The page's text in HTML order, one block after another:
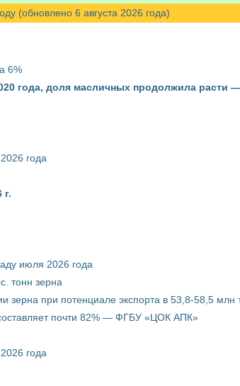
(обновлено 6 августа 2026 года)
6%
года, доля масличных продолжила расти
года
июля 2026 года
тонн зерна
зерна при потенциале экспорта в 53,8-58,5 млн
почти 82% — ФГБУ «ЦОК АПК»
года